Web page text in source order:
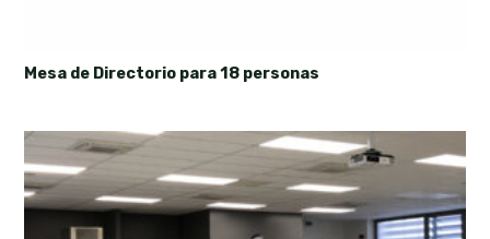
Mesa de Directorio para 18 personas